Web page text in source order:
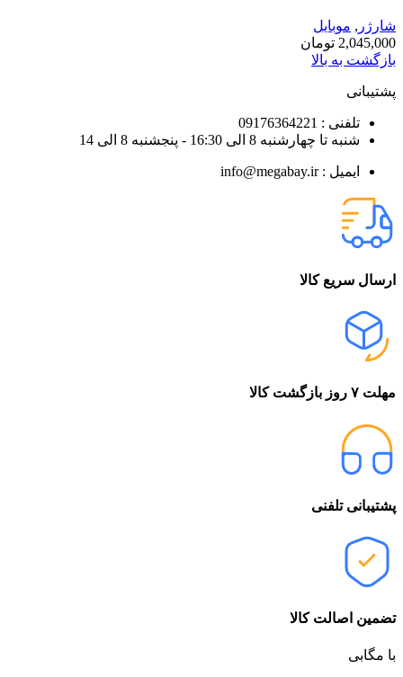
شارژر , موبایل
2,045,000 تومان
بازگشت به بالا
پشتیبانی
تلفنی : 09176364221
شنبه تا چهارشنبه 8 الی 16:30 - پنجشنبه 8 الی 14
ایمیل : info@megabay.ir
ارسال سریع کالا
مهلت ۷ روز بازگشت کالا
پشتیبانی تلفنی
تضمین اصالت کالا
با مگابی